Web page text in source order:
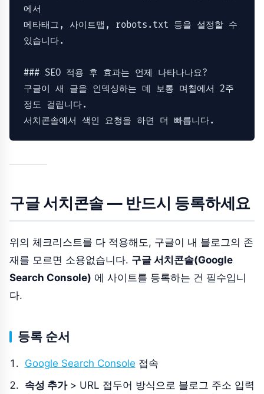
에서
메타태그, 사이트맵, robots.txt 등을 설정할 수
### SEO 적용 후 효과는 언제 나타나나요?
구글이 새 글을 인덱싱하는 데 보통 며칠에서 2주
정도 걸립니다.
서치콘솔에서 색인 요청을 하면 더 빠릅니다.
구글 서치콘솔 — 반드시 등록하세요
위의 체크리스트를 다 적용해도, 구글이 내 블로그의 존
재를 모르면 소용없습니다. 구글 서치콘솔(Google
Search Console) 에 사이트를 등록하는 건 필수입니
다.
등록 순서
Google Search Console 접속
속성 추가> URL 접두어 방식으로 블로그 주소 입력